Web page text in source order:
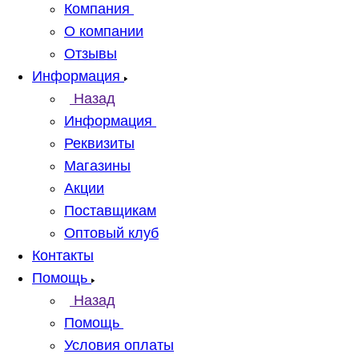
Компания
О компании
Отзывы
Информация
Назад
Информация
Реквизиты
Магазины
Акции
Поставщикам
Оптовый клуб
Контакты
Помощь
Назад
Помощь
Условия оплаты